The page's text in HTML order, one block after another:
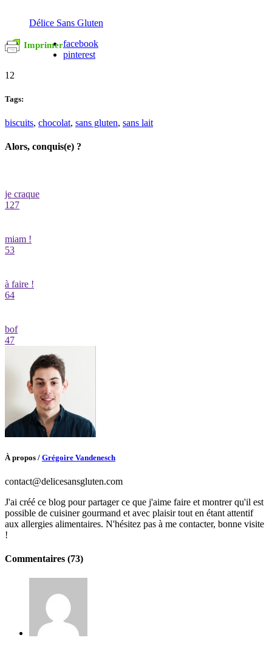
Délice Sans Gluten
Imprimerfacebook
pinterest
12
Tags:
biscuits, chocolat, sans gluten, sans lait
Alors, conquis(e) ?
je craque
127
miam !
53
à faire !
64
bof
47
À propos / Grégoire Vandenesch
contact@delicesansgluten.com
J'ai créé ce blog pour partager ce que j'aime faire et montrer qu'il est
possible de cuisiner gourmand et avec plaisir tout en étant attentif
aux allergies alimentaires. N'hésitez pas à me contacter, bonne visite
!
Commentaires (73)